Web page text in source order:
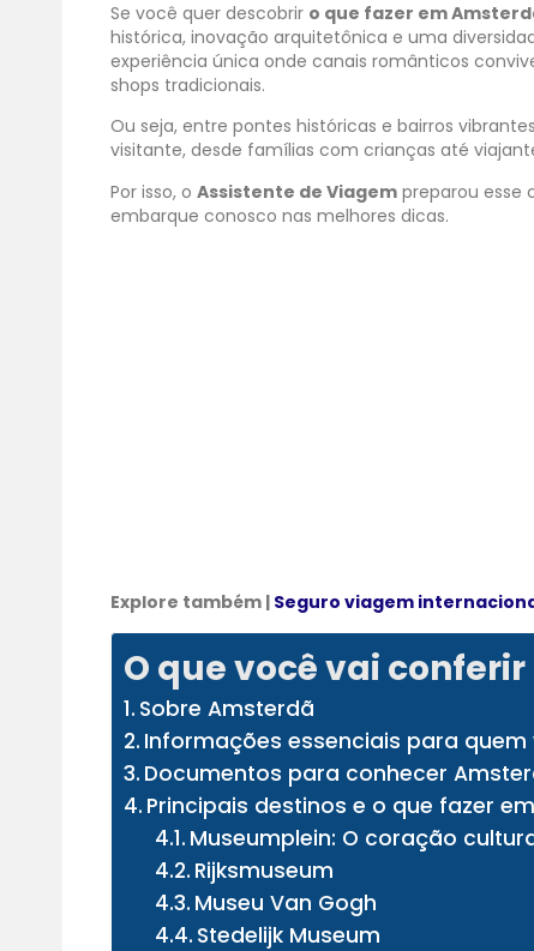
Se você quer descobrir o que fazer em
histórica, inovação arquitetônica e uma
experiência única onde canais românticos
shops tradicionais.
Ou seja, entre pontes históricas e bairros
visitante, desde famílias com crianças até
Por isso, o Assistente de Viagem preparou esse
embarque conosco nas melhores dicas.
Explore também | Seguro viagem
O que você vai conferir
Sobre Amsterdã
Informações essenciais para
Documentos para conhecer
Principais destinos e o que fazer
Museumplein: O coração
Rijksmuseum
Museu Van Gogh
Stedelijk Museum